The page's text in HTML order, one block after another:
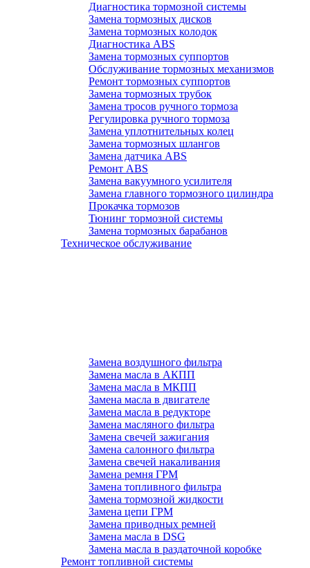
Диагностика тормозной системы
Замена тормозных дисков
Замена тормозных колодок
Диагностика ABS
Замена тормозных суппортов
Обслуживание тормозных механизмов
Ремонт тормозных суппортов
Замена тормозных трубок
Замена тросов ручного тормоза
Регулировка ручного тормоза
Замена уплотнительных колец
Замена тормозных шлангов
Замена датчика ABS
Ремонт ABS
Замена вакуумного усилителя
Замена главного тормозного цилиндра
Прокачка тормозов
Тюнинг тормозной системы
Замена тормозных барабанов
Техническое обслуживание
Замена воздушного фильтра
Замена масла в АКПП
Замена масла в МКПП
Замена масла в двигателе
Замена масла в редукторе
Замена масляного фильтра
Замена свечей зажигания
Замена салонного фильтра
Замена свечей накаливания
Замена ремня ГРМ
Замена топливного фильтра
Замена тормозной жидкости
Замена цепи ГРМ
Замена приводных ремней
Замена масла в DSG
Замена масла в раздаточной коробке
Ремонт топливной системы